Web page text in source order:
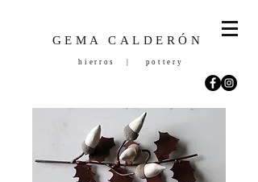
GEMA CALDERÓN
hierros | pottery